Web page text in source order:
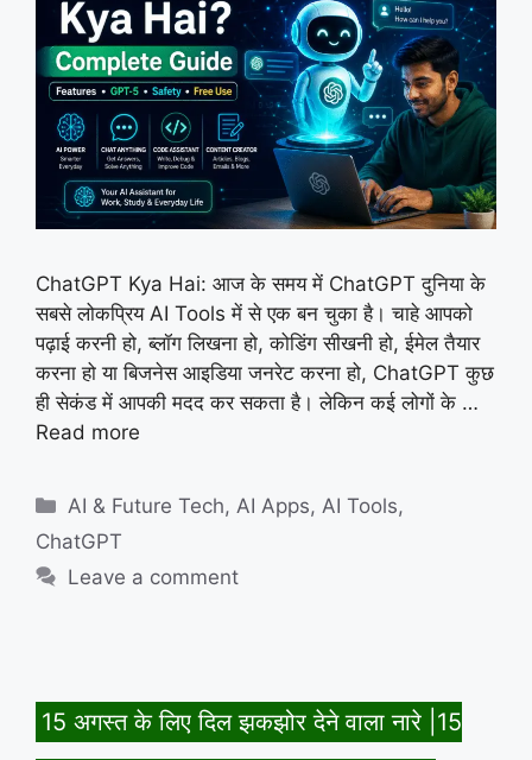
ChatGPT Kya Hai: आज के समय में ChatGPT दुनिया के
सबसे लोकप्रिय AI Tools में से एक बन चुका है। चाहे आपको
पढ़ाई करनी हो, ब्लॉग लिखना हो, कोडिंग सीखनी हो, ईमेल तैयार
करना हो या बिजनेस आइडिया जनरेट करना हो, ChatGPT कुछ
ही सेकंड में आपकी मदद कर सकता है। लेकिन कई लोगों के …
Read more
Categories
AI & Future Tech, AI Apps, AI Tools,
ChatGPT
Leave a comment
15 अगस्त के लिए दिल झकझोर देने वाला नारे |15